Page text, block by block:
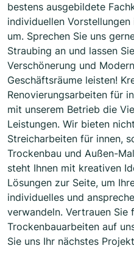
bestens ausgebildete
individuellen
um. Sprechen Sie uns
Straubing an und lassen
Verschönerung und
Geschäftsräume leisten!
Renovierungsarbeiten für
mit unserem Betrieb die
Leistungen. Wir bieten
Streicharbeiten für innen,
Trockenbau und Außen-
steht Ihnen mit kreativen
Lösungen zur Seite, um
individuelles und
verwandeln. Vertrauen Sie
Trockenbauarbeiten auf
Sie uns Ihr nächstes